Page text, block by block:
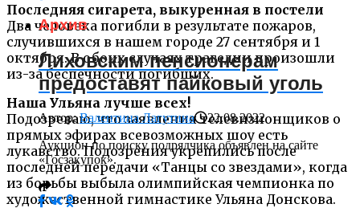
Последняя сигарета, выкуренная в постели
Два человека погибли в результате пожаров,
случившихся в нашем городе 27 сентября и 1
октября. В обоих случаях трагедии произошли
из-за беспечности погибших.
Наша Ульяна лучше всех!
Подозреваю, что заявления телевизионщиков о
прямых эфирах всевозможных шоу есть
лукавство. Подозрения укрепились после
последней передачи «Танцы со звездами», когда
из борьбы выбыла олимпийская чемпионка по
художественной гимнастике Ульяна Донскова.
Архив
Лиховским пенсионерам
предоставят пайковый уголь
Автор:Валентина Лагутина
22.08.2022
Аукцион по поиску подрядчика объявлен на сайте
«Госзакупок».